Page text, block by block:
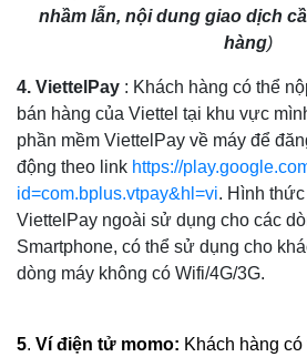
nhầm lẫn, nội dung giao dịch
hàng)
4. ViettelPay : Khách hàng có thể
bán hàng của Viettel tại khu vực
phần mềm ViettelPay về máy để
động theo link https://
id=com.bplus.vtpay&hl=vi. Hình
ViettelPay ngoài sử dụng cho các
Smartphone, có thể sử dụng cho
dòng máy không có Wifi/4G/3G.
5. Ví điện tử momo: Khách hàng